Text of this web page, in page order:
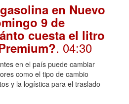
en Nuevo
9 de
cuesta el litro
. 04:30
en el país puede cambiar
como el tipo de cambio
y la logística para el traslado